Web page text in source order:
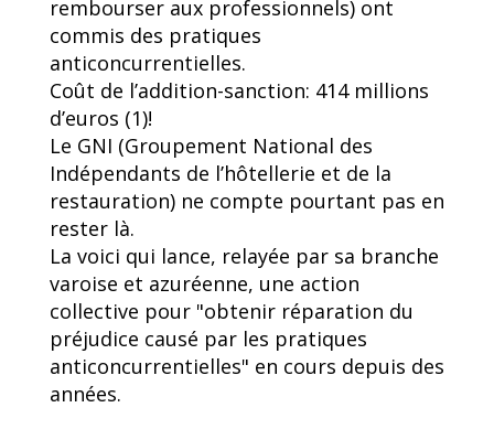
rembourser aux professionnels) ont
commis des pratiques
anticoncurrentielles.
Coût de l’addition-sanction: 414 millions
d’euros (1)!
Le GNI (Groupement National des
Indépendants de l’hôtellerie et de la
restauration) ne compte pourtant pas en
rester là.
La voici qui lance, relayée par sa branche
varoise et azuréenne, une action
collective pour "obtenir réparation du
préjudice causé par les pratiques
anticoncurrentielles" en cours depuis des
années.